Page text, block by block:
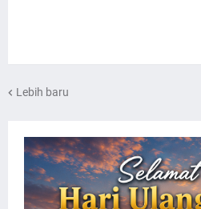
Lebih baru